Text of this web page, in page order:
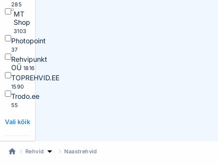
285
MT
Shop
3103
Photopoint
37
Rehvipunkt
OÜ 1816
TOPREHVID.EE
1590
Trodo.ee
55
Vali kõik
Rehvid Naastrehvid